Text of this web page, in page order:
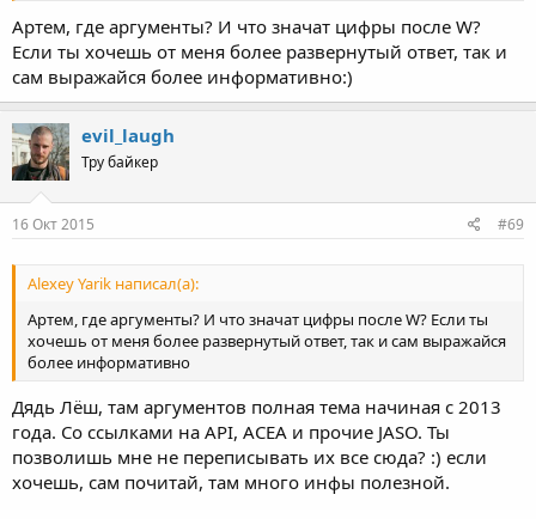
Артем, где аргументы? И что значат цифры после W?
Если ты хочешь от меня более развернутый ответ, так и
сам выражайся более информативно:)
evil_laugh
Тру байкер
16 Окт 2015 #69
Alexey Yarik написал(а):
Артем, где аргументы? И что значат цифры после W? Если ты
хочешь от меня более развернутый ответ, так и сам выражайся
более информативно
Дядь Лёш, там аргументов полная тема начиная с 2013
года. Со ссылками на API, ACEA и прочие JASO. Ты
позволишь мне не переписывать их все сюда? :) если
хочешь, сам почитай, там много инфы полезной.